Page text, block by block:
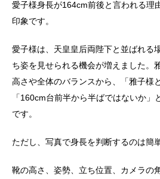
愛子様身長が164cm前後と言われる理
印象です。
愛子様は、天皇皇后両陛下と並ばれる
ち姿を見せられる機会が増えました。
高さや全体のバランスから、「雅子様
「160cm台前半から半ばではないか」
です。
ただし、写真で身長を判断するのは簡
靴の高さ、姿勢、立ち位置、カメラの